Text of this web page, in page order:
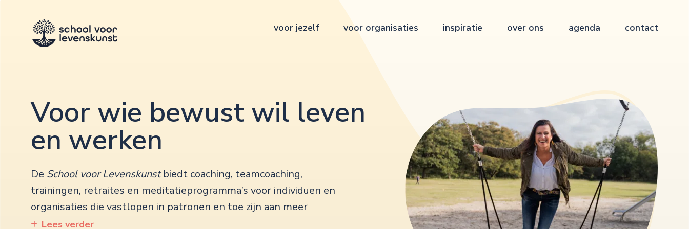
voor jezelf voor organisaties inspiratie over ons agenda contact
Voor wie bewust wil leven
en werken
School voor Levenskunst
Lees verder